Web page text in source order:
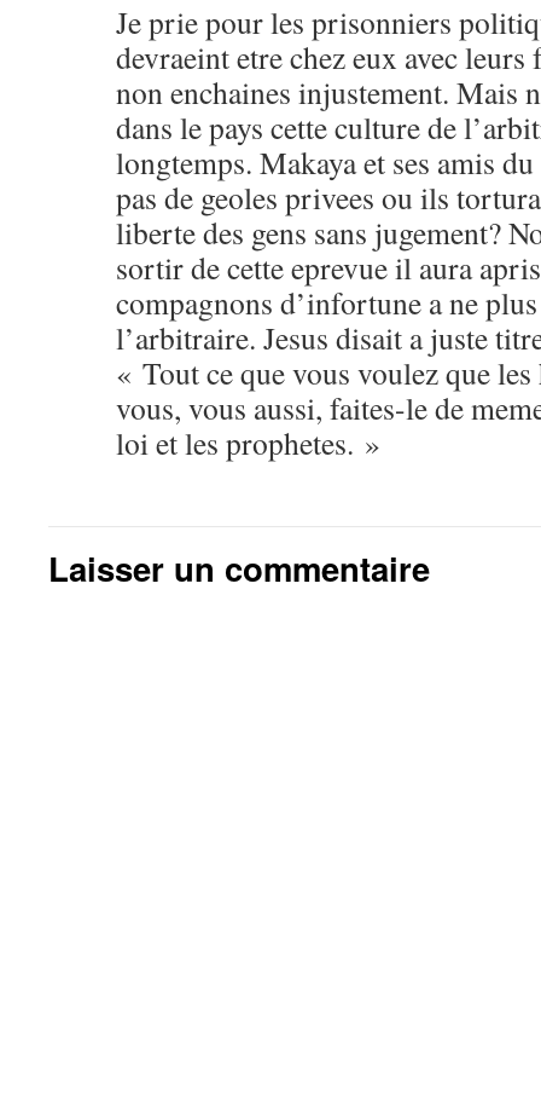
Je prie pour les prisonniers
devraeint etre chez eux avec
non enchaines injustement. Mais
dans le pays cette culture de
longtemps. Makaya et ses amis
pas de geoles privees ou ils
liberte des gens sans jugement?
sortir de cette eprevue il aura
compagnons d’infortune a ne
l’arbitraire. Jesus disait a juste
« Tout ce que vous voulez que
vous, vous aussi, faites-le de
loi et les prophetes. »
Laisser un commentaire